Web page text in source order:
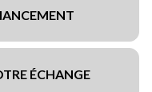
ÉCHANGE